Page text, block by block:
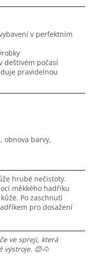
v perfektním
deštivém počasí
pravidelnou
obnova barvy,
hrubé nečistoty.
měkkého hadříku
Po zaschnutí
pro dosažení
ve spreji, která
výstroje. 😊🐴